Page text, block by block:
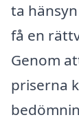
ta
få en
Genom
priserna